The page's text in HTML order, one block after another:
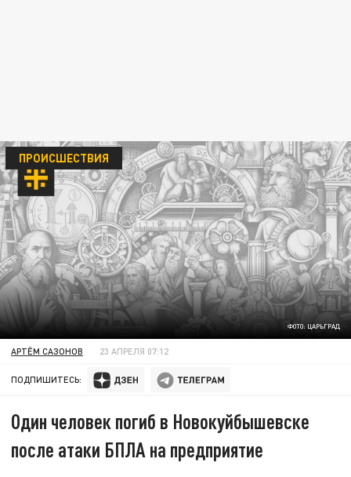
ФОТО: ЦАРЬГРАД
ПРОИСШЕСТВИЯ
АРТЁМ САЗОНОВ 23 АПРЕЛЯ 07:12
ПОДПИШИТЕСЬ:
Один человек погиб в Новокуйбышевске
после атаки БПЛА на предприятие